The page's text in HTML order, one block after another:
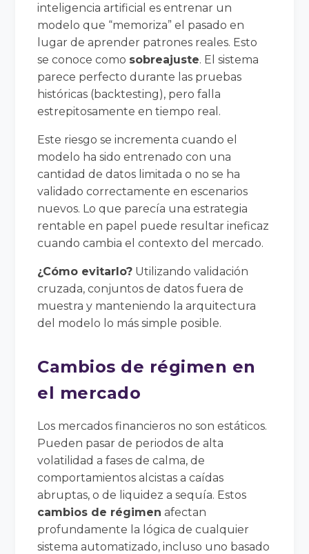
inteligencia artificial es entrenar un
modelo que “memoriza” el pasado en
lugar de aprender patrones reales. Esto
se conoce como sobreajuste. El sistema
parece perfecto durante las pruebas
históricas (backtesting), pero falla
estrepitosamente en tiempo real.
Este riesgo se incrementa cuando el
modelo ha sido entrenado con una
cantidad de datos limitada o no se ha
validado correctamente en escenarios
nuevos. Lo que parecía una estrategia
rentable en papel puede resultar ineficaz
cuando cambia el contexto del mercado.
¿Cómo evitarlo? Utilizando validación
cruzada, conjuntos de datos fuera de
muestra y manteniendo la arquitectura
del modelo lo más simple posible.
Cambios de régimen en
el mercado
Los mercados financieros no son estáticos.
Pueden pasar de periodos de alta
volatilidad a fases de calma, de
comportamientos alcistas a caídas
abruptas, o de liquidez a sequía. Estos
cambios de régimen afectan
profundamente la lógica de cualquier
sistema automatizado, incluso uno basado